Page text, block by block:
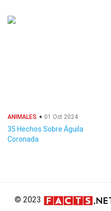
ANIMALES 01 Oct 2024
35 Hechos Sobre Águila
Coronada
© 2023